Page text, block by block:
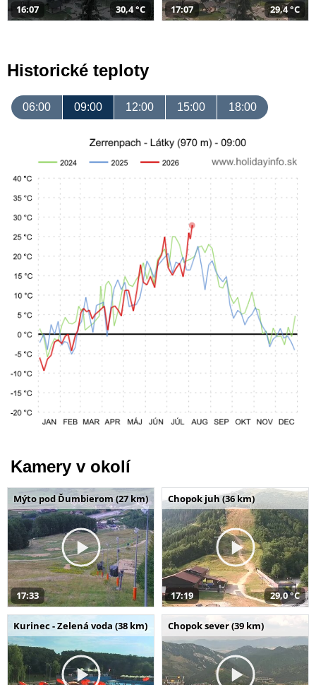
16:07 30,4 °C 17:07 29,4 °C
Historické teploty
06:00 09:00 12:00 15:00 18:00
Kamery v okolí
Mýto pod Ďumbierom (27 km)
17:33
Chopok juh (36 km)
17:19 29,0 °C
Kurinec - Zelená voda (38 km) Chopok sever (39 km)